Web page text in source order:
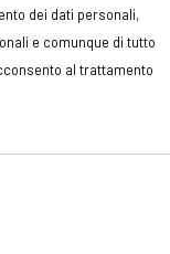
dei dati personali,
e comunque di tutto
al trattamento